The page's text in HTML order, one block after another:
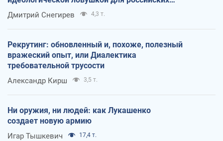
оккупантов
Дмитрий Снегирев 4,3 т.
Рекрутинг: обновленный и, похоже, полезный
вражеский опыт, или Диалектика
требовательной трусости
Александр Кирш 3,5 т.
Ни оружия, ни людей: как Лукашенко
создает новую армию
Игар Тышкевич 17,4 т.